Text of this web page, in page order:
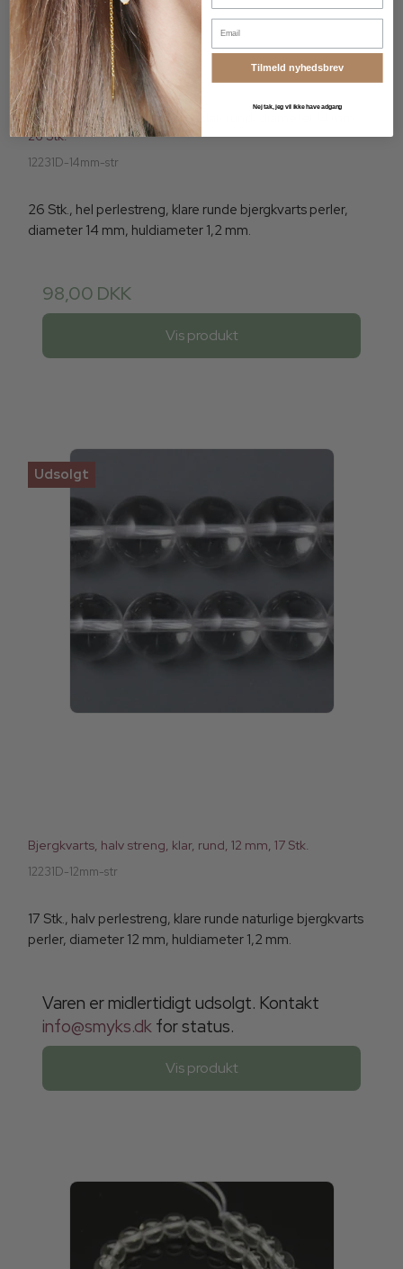
Bjergkvarts perle, hel streng, klar, rund, diameter 14 mm,
26 Stk.
12231D-14mm-str
26 Stk., hel perlestreng, klare runde bjergkvarts perler,
diameter 14 mm, huldiameter 1,2 mm.
98,00 DKK
Vis produkt
Udsolgt
Bjergkvarts, halv streng, klar, rund, 12 mm, 17 Stk.
12231D-12mm-str
17 Stk., halv perlestreng, klare runde naturlige bjergkvarts
perler, diameter 12 mm, huldiameter 1,2 mm.
Varen er midlertidigt udsolgt. Kontakt
info@smyks.dk for status.
Vis produkt
Email
Tilmeld nyhedsbrev
Nej tak, jeg vil ikke have adgang